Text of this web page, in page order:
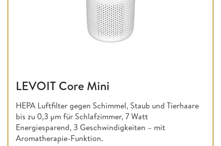
LEVOIT Core Mini
HEPA Luftfilter gegen Schimmel, Staub und Tierhaare
bis zu 0,3 µm für Schlafzimmer, 7 Watt
Energiesparend, 3 Geschwindigkeiten – mit
Aromatherapie-Funktion.